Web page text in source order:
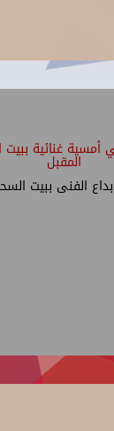
أمسية غنائية
المقبل
الفنى ببيت